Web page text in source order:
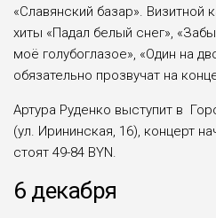
«Славянский базар». Визитной
хиты «Падал белый снег»,
моё голубоглазое», «Один на
обязательно прозвучат на
Артура Руденко выступит в
(ул. Ирининская, 16), концерт
стоят 49-84 BYN.
6 декабря